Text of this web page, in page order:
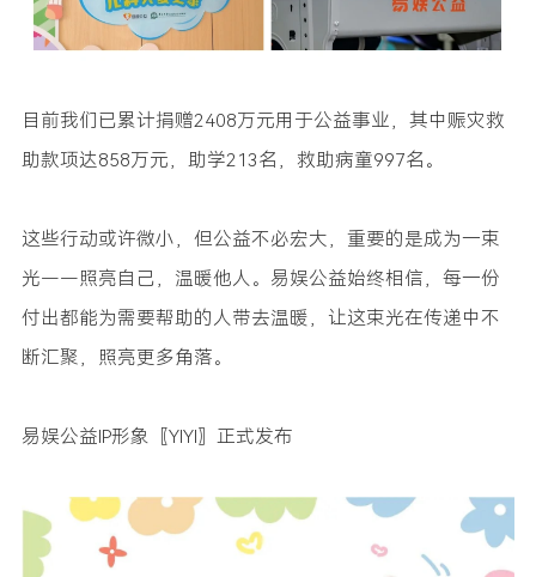
目前我们已累计捐赠2408万元用于公益事业，其中赈灾救
助款项达858万元，助学213名，救助病童997名。
这些行动或许微小，但公益不必宏大，重要的是成为一束
光——照亮自己，温暖他人。易娱公益始终相信，每一份
付出都能为需要帮助的人带去温暖，让这束光在传递中不
断汇聚，照亮更多角落。
易娱公益IP形象〖YIYI〗正式发布